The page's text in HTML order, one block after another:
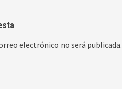
electrónico no será publicada.